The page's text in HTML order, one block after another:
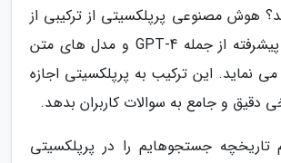
هوش مصنوعی پرپلکسیتی از ترکیبی از
مدل های زبانی پیشرفته از جمله GPT-4 و مدل های متن
می نماید. این ترکیب به پرپلکسیتی اجازه
دقیق و جامع به سوالات کاربران بدهد.
تاریخچه جستجوهایم را در پرپلکسیتی